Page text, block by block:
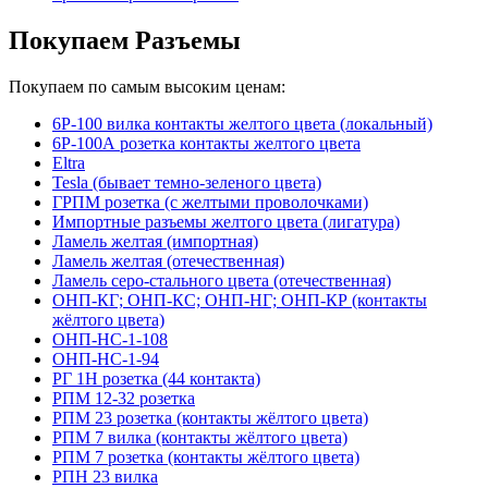
Покупаем Разъемы
Покупаем по самым высоким ценам:
6Р-100 вилка контакты желтого цвета (локальный)
6Р-100А розетка контакты желтого цвета
Eltra
Tesla (бывает темно-зеленого цвета)
ГРПМ розетка (с желтыми проволочками)
Импортные разъемы желтого цвета (лигатура)
Ламель желтая (импортная)
Ламель желтая (отечественная)
Ламель серо-стального цвета (отечественная)
ОНП-КГ; ОНП-КС; ОНП-НГ; ОНП-КР (контакты
жёлтого цвета)
ОНП-НС-1-108
ОНП-НС-1-94
РГ 1Н розетка (44 контакта)
РПМ 12-32 розетка
РПМ 23 розетка (контакты жёлтого цвета)
РПМ 7 вилка (контакты жёлтого цвета)
РПМ 7 розетка (контакты жёлтого цвета)
РПН 23 вилка